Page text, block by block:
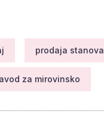
prodaja stanova
za mirovinsko